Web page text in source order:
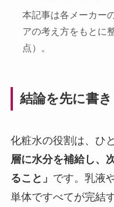
本記事は各メーカー
アの考え方をもとに
点）。
結論を先に書
化粧水の役割は、ひ
層に水分を補給し、
ること」 です。乳液
単体ですべてが完結